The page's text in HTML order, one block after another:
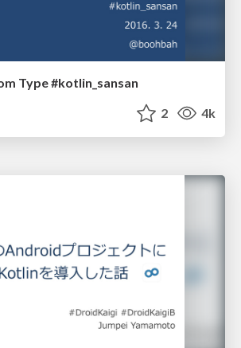
Type #kotlin_sansan
2 4k